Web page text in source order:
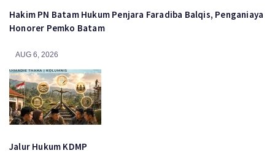
Hakim PN Batam Hukum Penjara Faradiba Balqis, Penganiaya
Honorer Pemko Batam
AUG 6, 2026
Jalur Hukum KDMP